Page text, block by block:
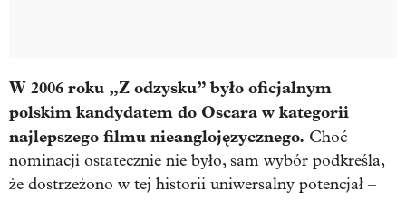
W 2006 roku „Z odzysku” było oficjalnym
polskim kandydatem do Oscara w kategorii
najlepszego filmu nieanglojęzycznego. Choć
nominacji ostatecznie nie było, sam wybór podkreśla,
że dostrzeżono w tej historii uniwersalny potencjał –